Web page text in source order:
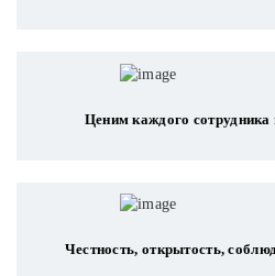
Ценим каждого сотрудника
Честность, открытость,